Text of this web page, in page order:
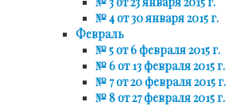
№ 4 от 30 января 2015 г.
Февраль
№ 5 от 6 февраля 2015 г.
№ 6 от 13 февраля 2015 г.
№ 7 от 20 февраля 2015 г.
№ 8 от 27 февраля 2015 г.